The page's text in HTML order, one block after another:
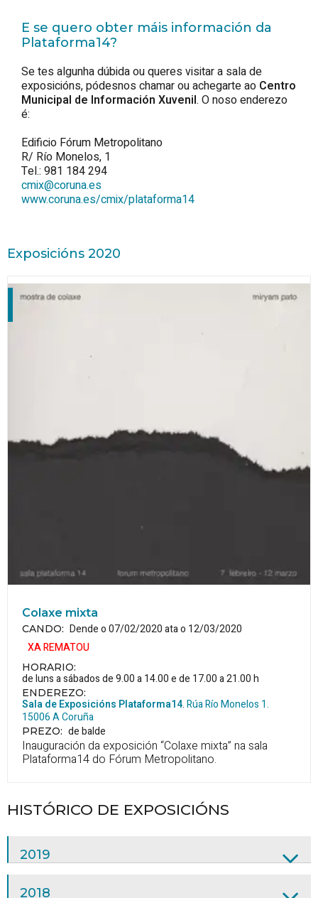
E se quero obter máis información da
Plataforma14?
Se tes algunha dúbida ou queres visitar a sala de
exposicións, pódesnos chamar ou achegarte ao Centro
Municipal de Información Xuvenil. O noso enderezo
é:
Edificio Fórum Metropolitano
R/ Río Monelos, 1
Tel.: 981 184 294
cmix@coruna.es
www.coruna.es/cmix/plataforma14
Exposicións 2020
Colaxe mixta
CANDO: Dende o 07/02/2020 ata o 12/03/2020
XA REMATOU
HORARIO:
de luns a sábados de 9.00 a 14.00 e de 17.00 a 21.00 h
ENDEREZO:
Sala de Exposicións Plataforma14.Rúa Río Monelos 1.
15006A Coruña
PREZO: de balde
Inauguración da exposición “Colaxe mixta” na sala
Plataforma14 do Fórum Metropolitano.
HISTÓRICO DE EXPOSICIÓNS
2019
2018